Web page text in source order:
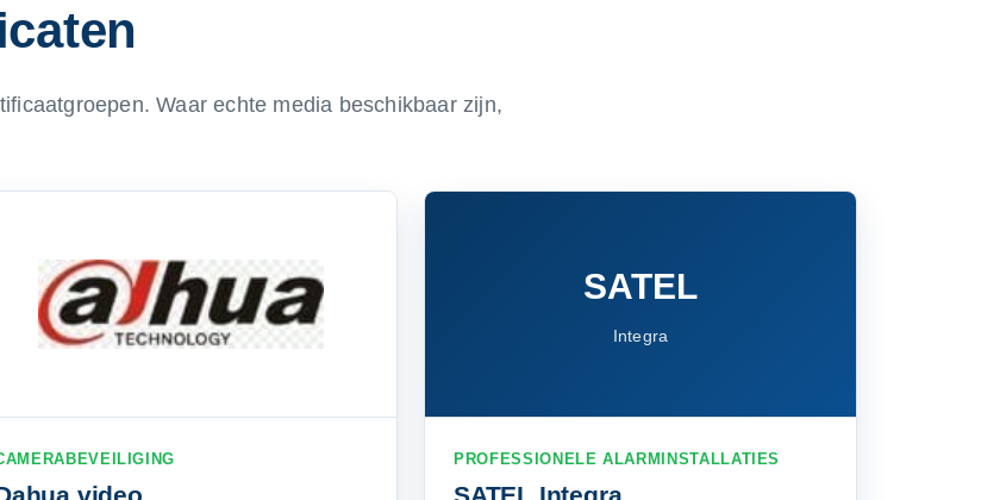
Waar echte media beschikbaar zijn,
video
SATEL
Integra
PROFESSIONELE ALARMINSTALLATIES
SATEL Integra